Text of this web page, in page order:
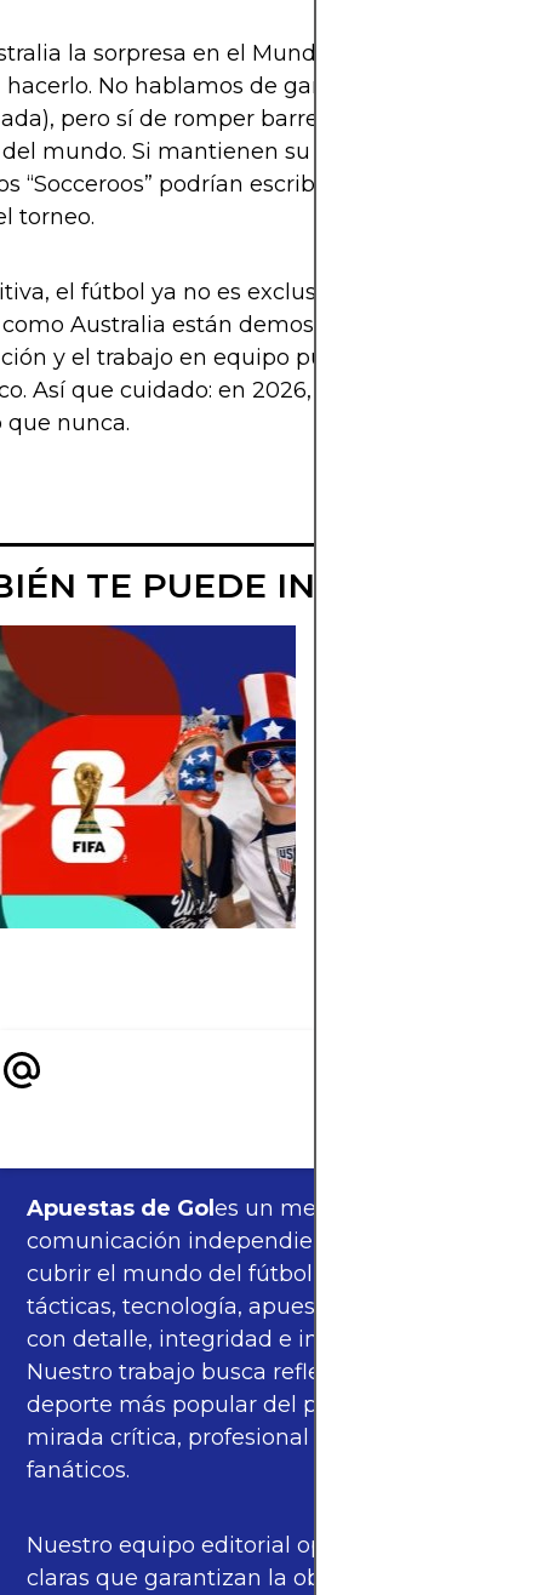
la sorpresa en el Mundial 2026? Todo
hacerlo. No hablamos de ganar el título (aunque
pero sí de romper barreras y meterse entre
mundo. Si mantienen su evolución y la
“Socceroos” podrían escribir una de las
torneo.
el fútbol ya no es exclusivo de Europa y
Australia están demostrando que la
y el trabajo en equipo pueden desafiar
Así que cuidado: en 2026, los canguros
que nunca.
TE PUEDE INTERESAR
Apuestas de Goles un medio de
comunicación independiente, orgulloso de
cubrir el mundo del fútbol —partidos,
tácticas, tecnología, apuestas y cultura—
con detalle, integridad e imparcialidad.
Nuestro trabajo busca reflejar la pasión del
deporte más popular del planeta con una
mirada crítica, profesional y cercana a los
fanáticos.
Nuestro equipo editorial opera bajo pautas
claras que garantizan la objetividad de la